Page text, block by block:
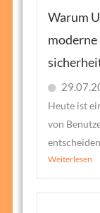
Warum
Heute ist
von
Weiterlesen